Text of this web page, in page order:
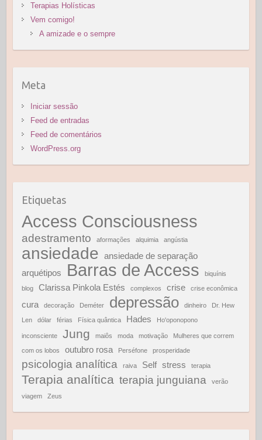
Terapias Holísticas
Vem comigo!
A amizade e o sempre
Meta
Iniciar sessão
Feed de entradas
Feed de comentários
WordPress.org
Etiquetas
Access Consciousness
adestramento aformações alquimia angústia
ansiedade ansiedade de separação
arquétipos
Barras de Access biquínis
blog Clarissa Pinkola Estés complexos crise crise econômica
cura decoração Deméter depressão dinheiro Dr. Hew
Len dólar férias Física quântica Hades Ho'oponopono
inconsciente Jung maiôs moda motivação Mulheres que correm
com os lobos outubro rosa Perséfone prosperidade
psicologia analítica raiva Self stress terapia
Terapia analítica terapia junguiana verão
viagem Zeus